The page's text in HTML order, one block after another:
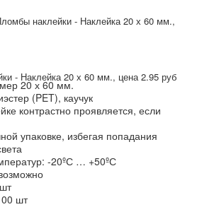
20 х 60 мм.
(PET), каучук
контрастно проявляется, если
упаковке, избегая попадания
-20ºС … +50ºС
шт